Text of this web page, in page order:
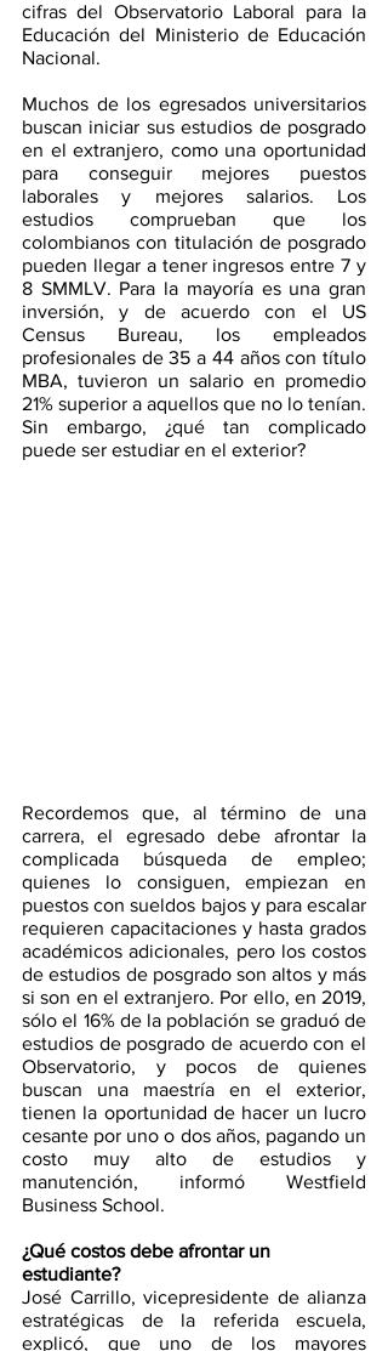
cifras del Observatorio Laboral para la
Educación del Ministerio de Educación
Nacional.
Muchos de los egresados universitarios
buscan iniciar sus estudios de posgrado
en el extranjero, como una oportunidad
para conseguir mejores puestos
laborales y mejores salarios. Los
estudios comprueban que los
colombianos con titulación de posgrado
pueden llegar a tener ingresos entre 7 y
8 SMMLV. Para la mayoría es una gran
inversión, y de acuerdo con el US
Census Bureau, los empleados
profesionales de 35 a 44 años con título
MBA, tuvieron un salario en promedio
21% superior a aquellos que no lo tenían.
Sin embargo, ¿qué tan complicado
puede ser estudiar en el exterior?
Recordemos que, al término de una
carrera, el egresado debe afrontar la
complicada búsqueda de empleo;
quienes lo consiguen, empiezan en
puestos con sueldos bajos y para escalar
requieren capacitaciones y hasta grados
académicos adicionales, pero los costos
de estudios de posgrado son altos y más
si son en el extranjero. Por ello, en 2019,
sólo el 16% de la población se graduó de
estudios de posgrado de acuerdo con el
Observatorio, y pocos de quienes
buscan una maestría en el exterior,
tienen la oportunidad de hacer un lucro
cesante por uno o dos años, pagando un
costo muy alto de estudios y
manutención, informó Westfield
Business School.
¿Qué costos debe afrontar un
estudiante?
José Carrillo, vicepresidente de alianza
estratégicas de la referida escuela,
explicó, que uno de los mayores